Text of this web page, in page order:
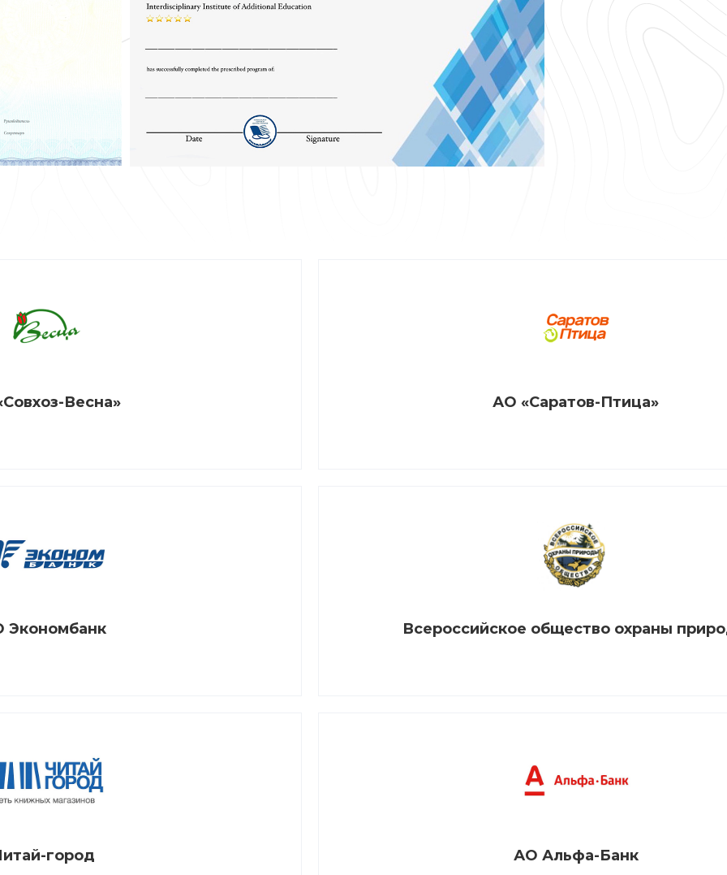
Весна» АО «Саратов-Птица»
Экономбанк Всероссийское общество охраны
город АО Альфа-Банк